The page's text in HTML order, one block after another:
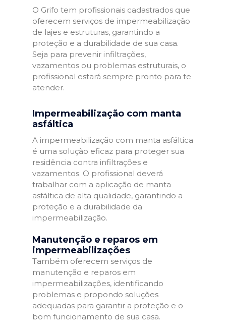
O Grifo tem profissionais cadastrados que
oferecem serviços de impermeabilização
de lajes e estruturas, garantindo a
proteção e a durabilidade de sua casa.
Seja para prevenir infiltrações,
vazamentos ou problemas estruturais, o
profissional estará sempre pronto para te
atender.
Impermeabilização com manta
asfáltica
A impermeabilização com manta asfáltica
é uma solução eficaz para proteger sua
residência contra infiltrações e
vazamentos. O profissional deverá
trabalhar com a aplicação de manta
asfáltica de alta qualidade, garantindo a
proteção e a durabilidade da
impermeabilização.
Manutenção e reparos em
impermeabilizações
Também oferecem serviços de
manutenção e reparos em
impermeabilizações, identificando
problemas e propondo soluções
adequadas para garantir a proteção e o
bom funcionamento de sua casa.